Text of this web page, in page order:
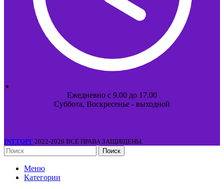
Ежедневно с 9.00 до 17.00
Суббота, Воскресенье - выходной
INTТОРГ 2022-2026 ВСЕ ПРАВА ЗАЩИЩЕНЫ.
Поиск
Меню
Категории